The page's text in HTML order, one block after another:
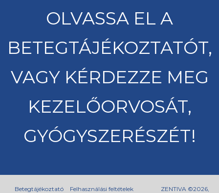
OLVASSA EL A
BETEGTÁJÉKOZTATÓT,
VAGY KÉRDEZZE MEG
KEZELŐORVOSÁT,
GYÓGYSZERÉSZÉT!
Betegtájékoztató Felhasználási feltételek ZENTIVA ©2026,